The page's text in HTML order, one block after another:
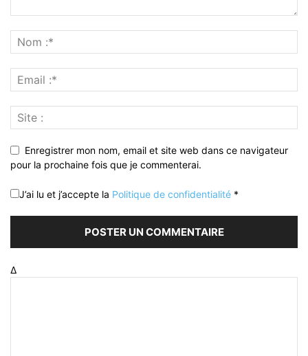
Enregistrer mon nom, email et site web dans ce navigateur
pour la prochaine fois que je commenterai.
J’ai lu et j’accepte la Politique de confidentialité *
Δ